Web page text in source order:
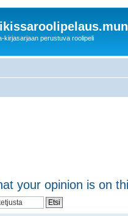
kirjasarjaan perustuva roolipeli
your opinion is on